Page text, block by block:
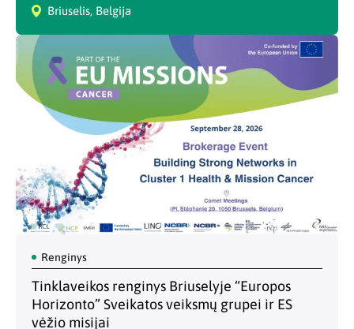
Briuselis, Belgija
Renginys
Tinklaveikos renginys Briuselyje “Europos
Horizonto” Sveikatos veiksmų grupei ir ES
vėžio misijai